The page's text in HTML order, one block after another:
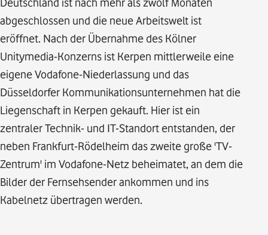
abgeschlossen und die neue Arbeitswelt ist
eröffnet. Nach der Übernahme des Kölner
Unitymedia-Konzerns ist Kerpen mittlerweile eine
eigene Vodafone-Niederlassung und das
Düsseldorfer Kommunikationsunternehmen hat die
Liegenschaft in Kerpen gekauft. Hier ist ein
zentraler Technik- und IT-Standort entstanden, der
neben Frankfurt-Rödelheim das zweite große 'TV-
Zentrum' im Vodafone-Netz beheimatet, an dem die
Bilder der Fernsehsender ankommen und ins
Kabelnetz übertragen werden.